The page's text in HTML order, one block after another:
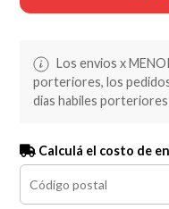
Los envios x
porteriores, los
dias habiles
Calculá el costo de